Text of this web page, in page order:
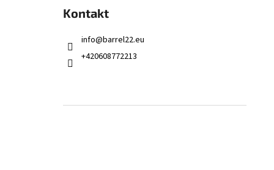
Kontakt
info@barrel22.eu
+420608772213